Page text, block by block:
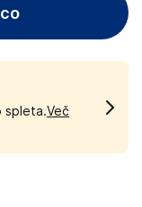
spleta.Več